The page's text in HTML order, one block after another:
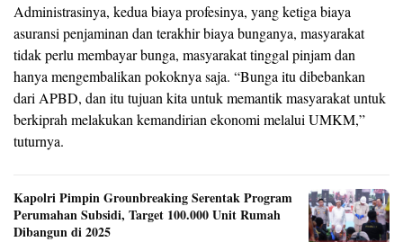
Administrasinya, kedua biaya profesinya, yang ketiga biaya
asuransi penjaminan dan terakhir biaya bunganya, masyarakat
tidak perlu membayar bunga, masyarakat tinggal pinjam dan
hanya mengembalikan pokoknya saja. “Bunga itu dibebankan
dari APBD, dan itu tujuan kita untuk memantik masyarakat untuk
berkiprah melakukan kemandirian ekonomi melalui UMKM,”
tuturnya.
Kapolri Pimpin Grounbreaking Serentak Program
Perumahan Subsidi, Target 100.000 Unit Rumah
Dibangun di 2025